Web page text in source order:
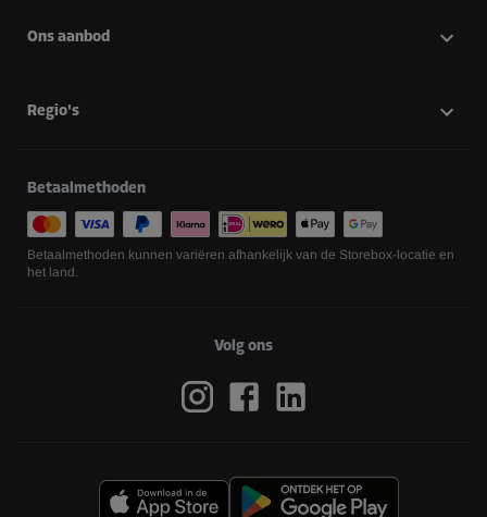
Ons aanbod
Regio's
Betaalmethoden
Betaalmethoden kunnen variëren afhankelijk van de Storebox-locatie en
het land.
Volg ons